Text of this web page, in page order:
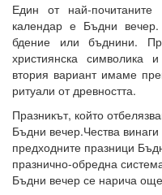
Един от най-почитаните
календар е Бъдни
бдение или бъднини.
християнска
втория вариант имаме
ритуали от древността.
Празникът, който
Бъдни вечер.Чества
предходните празници
празнично-обредна
Бъдни вечер се нарича